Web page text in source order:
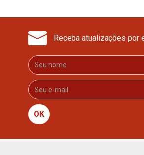
Receba atualizações por
OK